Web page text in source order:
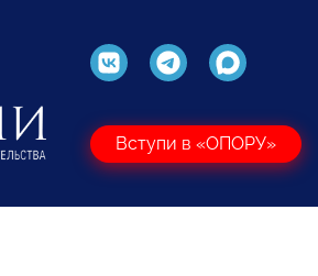
Вступи в «ОПОРУ»